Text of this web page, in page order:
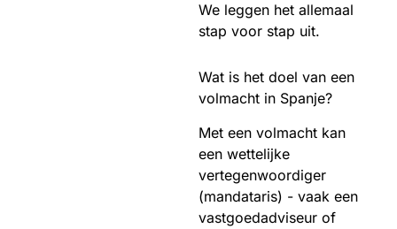
We leggen het allemaal
stap voor stap uit.
Wat is het doel van een
volmacht in Spanje?
Met een volmacht kan
een wettelijke
vertegenwoordiger
(mandataris) - vaak een
vastgoedadviseur of